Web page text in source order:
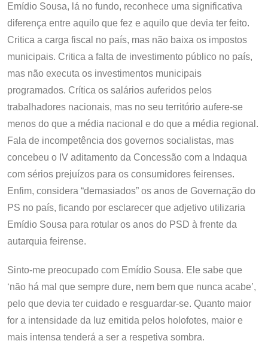
Emídio Sousa, lá no fundo, reconhece uma significativa
diferença entre aquilo que fez e aquilo que devia ter feito.
Critica a carga fiscal no país, mas não baixa os impostos
municipais. Critica a falta de investimento público no país,
mas não executa os investimentos municipais
programados. Crítica os salários auferidos pelos
trabalhadores nacionais, mas no seu território aufere-se
menos do que a média nacional e do que a média regional.
Fala de incompetência dos governos socialistas, mas
concebeu o IV aditamento da Concessão com a Indaqua
com sérios prejuízos para os consumidores feirenses.
Enfim, considera “demasiados” os anos de Governação do
PS no país, ficando por esclarecer que adjetivo utilizaria
Emídio Sousa para rotular os anos do PSD à frente da
autarquia feirense.
Sinto-me preocupado com Emídio Sousa. Ele sabe que
‘não há mal que sempre dure, nem bem que nunca acabe’,
pelo que devia ter cuidado e resguardar-se. Quanto maior
for a intensidade da luz emitida pelos holofotes, maior e
mais intensa tenderá a ser a respetiva sombra.